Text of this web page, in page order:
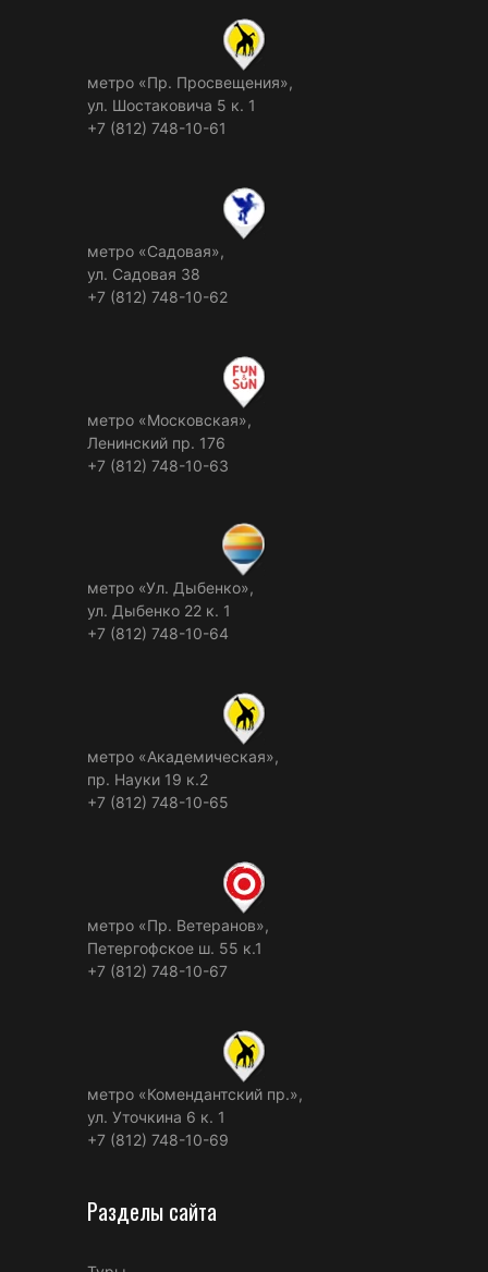
метро «Пр. Просвещения»,
ул. Шостаковича 5 к. 1
+7 (812) 748-10-61
метро «Садовая»,
ул. Садовая 38
+7 (812) 748-10-62
метро «Московская»,
Ленинский пр. 176
+7 (812) 748-10-63
метро «Ул. Дыбенко»,
ул. Дыбенко 22 к. 1
+7 (812) 748-10-64
метро «Академическая»,
пр. Науки 19 к.2
+7 (812) 748-10-65
метро «Пр. Ветеранов»,
Петергофское ш. 55 к.1
+7 (812) 748-10-67
метро «Комендантский пр.»,
ул. Уточкина 6 к. 1
+7 (812) 748-10-69
Разделы сайта